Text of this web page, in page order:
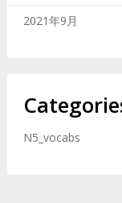
2021年9月
N5_vocabs